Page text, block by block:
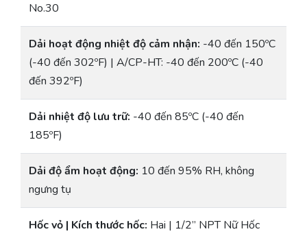
No.30
Dải hoạt động nhiệt độ cảm nhận: -40 đến 150ºC
(-40 đến 302ºF) | A/CP-HT: -40 đến 200ºC (-40
đến 392ºF)
Dải nhiệt độ lưu trữ: -40 đến 85ºC (-40 đến
185ºF)
Dải độ ẩm hoạt động: 10 đến 95% RH, không
ngưng tụ
Hốc vỏ | Kích thước hốc: Hai | 1/2” NPT Nữ Hốc